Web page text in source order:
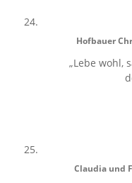
Hofbauer
„Lebe wohl,
Claudia und